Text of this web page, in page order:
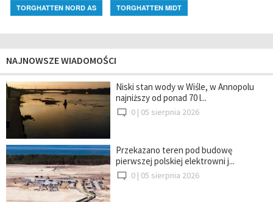
TORGHATTEN NORD AS TORGHATTEN MIDT
NAJNOWSZE WIADOMOŚCI
Niski stan wody w Wiśle, w Annopolu
najniższy od ponad 70 l...
0 | 05 sierpnia 2026
Przekazano teren pod budowę
pierwszej polskiej elektrowni j...
0 | 05 sierpnia 2026